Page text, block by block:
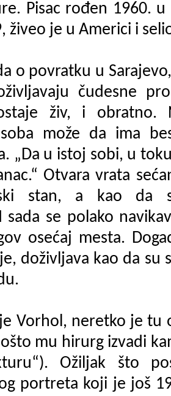
Pisac rođen 1960.
živeo je u Americi i
o povratku u
čudesne
živ, i obratno.
može da ima
„Da u istoj sobi, u
Otvara vrata
stan, a kao da
sada se polako
osećaj mesta.
doživljava kao da su
Vorhol, neretko je tu
mu hirurg izvadi
Ožiljak što
portreta koji je još